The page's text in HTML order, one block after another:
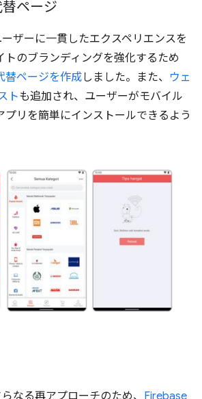
ページ
ザーに一貫したエクスペリエンスを
トのブランディングを強化するため
替ページを作成しました。また、 ウェ
トも追加され、ユーザーがモバイル
プリを簡単にインストールできるよう